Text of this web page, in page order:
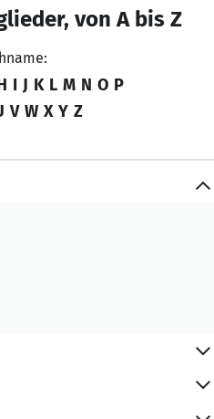
von A bis Z
I J K L M N O P
V W X Y Z